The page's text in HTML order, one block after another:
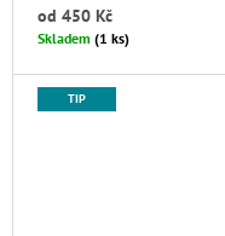
od 450 Kč
Skladem (1 ks)
TIP